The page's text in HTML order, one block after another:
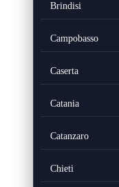
Brindisi
Campobasso
Caserta
Catania
Catanzaro
Chieti